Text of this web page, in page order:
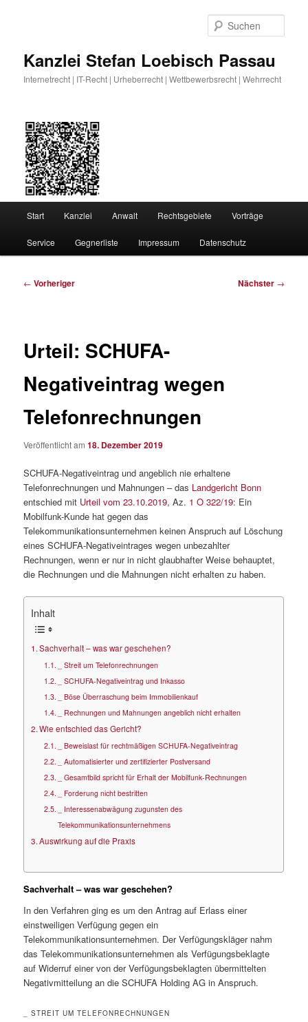
Kanzlei Stefan Loebisch Passau
Internetrecht | IT-Recht | Urheberrecht | Wettbewerbsrecht | Wehrrecht
Start Kanzlei Anwalt Rechtsgebiete Vorträge
Service Gegnerliste Impressum Datenschutz
Beitragsnavigation
← Vorheriger Nächster →
Urteil: SCHUFA-
Negativeintrag wegen
Telefonrechnungen
Veröffentlicht am18. Dezember 2019
SCHUFA-Negativeintrag und angeblich nie erhaltene
Telefonrechnungen und Mahnungen – das Landgericht Bonn
entschied mit Urteil vom 23.10.2019, Az. 1 O 322/19: Ein
Mobilfunk-Kunde hat gegen das
Telekommunikationsunternehmen keinen Anspruch auf Löschung
eines SCHUFA-Negativeintrages wegen unbezahlter
Rechnungen, wenn er nur in nicht glaubhafter Weise behauptet,
die Rechnungen und die Mahnungen nicht erhalten zu haben.
Inhalt
Sachverhalt – was war geschehen?
_ Streit um Telefonrechnungen
_ SCHUFA-Negativeintrag und Inkasso
_ Böse Überraschung beim Immobilienkauf
_ Rechnungen und Mahnungen angeblich nicht erhalten
Wie entschied das Gericht?
_ Beweislast für rechtmäßigen SCHUFA-Negativeintrag
_ Automatisierter und zertifizierter Postversand
_ Gesamtbild spricht für Erhalt der Mobilfunk-Rechnungen
_ Forderung nicht bestritten
_ Interessenabwägung zugunsten des
Telekommunikationsunternehmens
Auswirkung auf die Praxis
Sachverhalt – was war geschehen?
In den Verfahren ging es um den Antrag auf Erlass einer
einstweiligen Verfügung gegen ein
Telekommunikationsunternehmen. Der Verfügungskläger nahm
das Telekommunikationsunternehmen als Verfügungsbeklagte
auf Widerruf einer von der Verfügungsbeklagten übermittelten
Negativmitteilung an die SCHUFA Holding AG in Anspruch.
_ STREIT UM TELEFONRECHNUNGEN